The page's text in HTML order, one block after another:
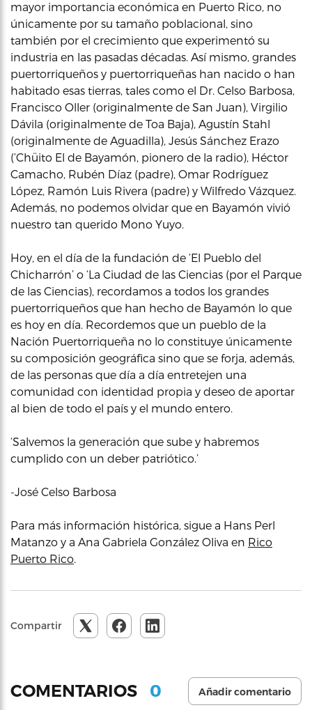
mayor importancia económica en Puerto Rico, no
únicamente por su tamaño poblacional, sino
también por el crecimiento que experimentó su
industria en las pasadas décadas. Así mismo, grandes
puertorriqueños y puertorriqueñas han nacido o han
habitado esas tierras, tales como el Dr. Celso Barbosa,
Francisco Oller (originalmente de San Juan), Virgilio
Dávila (originalmente de Toa Baja), Agustín Stahl
(originalmente de Aguadilla), Jesús Sánchez Erazo
(‘Chüito El de Bayamón, pionero de la radio), Héctor
Camacho, Rubén Díaz (padre), Omar Rodríguez
López, Ramón Luis Rivera (padre) y Wilfredo Vázquez.
Además, no podemos olvidar que en Bayamón vivió
nuestro tan querido Mono Yuyo.
Hoy, en el día de la fundación de ‘El Pueblo del
Chicharrón’ o ‘La Ciudad de las Ciencias (por el Parque
de las Ciencias), recordamos a todos los grandes
puertorriqueños que han hecho de Bayamón lo que
es hoy en día. Recordemos que un pueblo de la
Nación Puertorriqueña no lo constituye únicamente
su composición geográfica sino que se forja, además,
de las personas que día a día entretejen una
comunidad con identidad propia y deseo de aportar
al bien de todo el país y el mundo entero.
‘Salvemos la generación que sube y habremos
cumplido con un deber patriótico.’
-José Celso Barbosa
Para más información histórica, sigue a Hans Perl
Matanzo y a Ana Gabriela González Oliva en Rico
Puerto Rico
Compartir
COMENTARIOS 0 Añadir comentario